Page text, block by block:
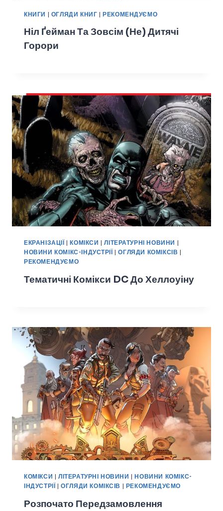
КНИГИ | ОГЛЯДИ КНИГ |РЕКОМЕНДУЄМО
Ніл Ґейман Та Зовсім (не) Дитячі
Горори
ЕКРАНІЗАЦІЇ |КОМІКСИ |ЛІТЕРАТУРНІ НОВИНИ |
НОВИНИ КОМІКС-ІНДУСТРІЇ |ОГЛЯДИ КОМІКСІВ |
РЕКОМЕНДУЄМО
Тематичні Комікси DC До Хеллоуіну
КОМІКСИ | ЛІТЕРАТУРНІ НОВИНИ |НОВИНИ КОМІКС-
ІНДУСТРІЇ |ОГЛЯДИ КОМІКСІВ | РЕКОМЕНДУЄМО
Розпочато Передзамовлення